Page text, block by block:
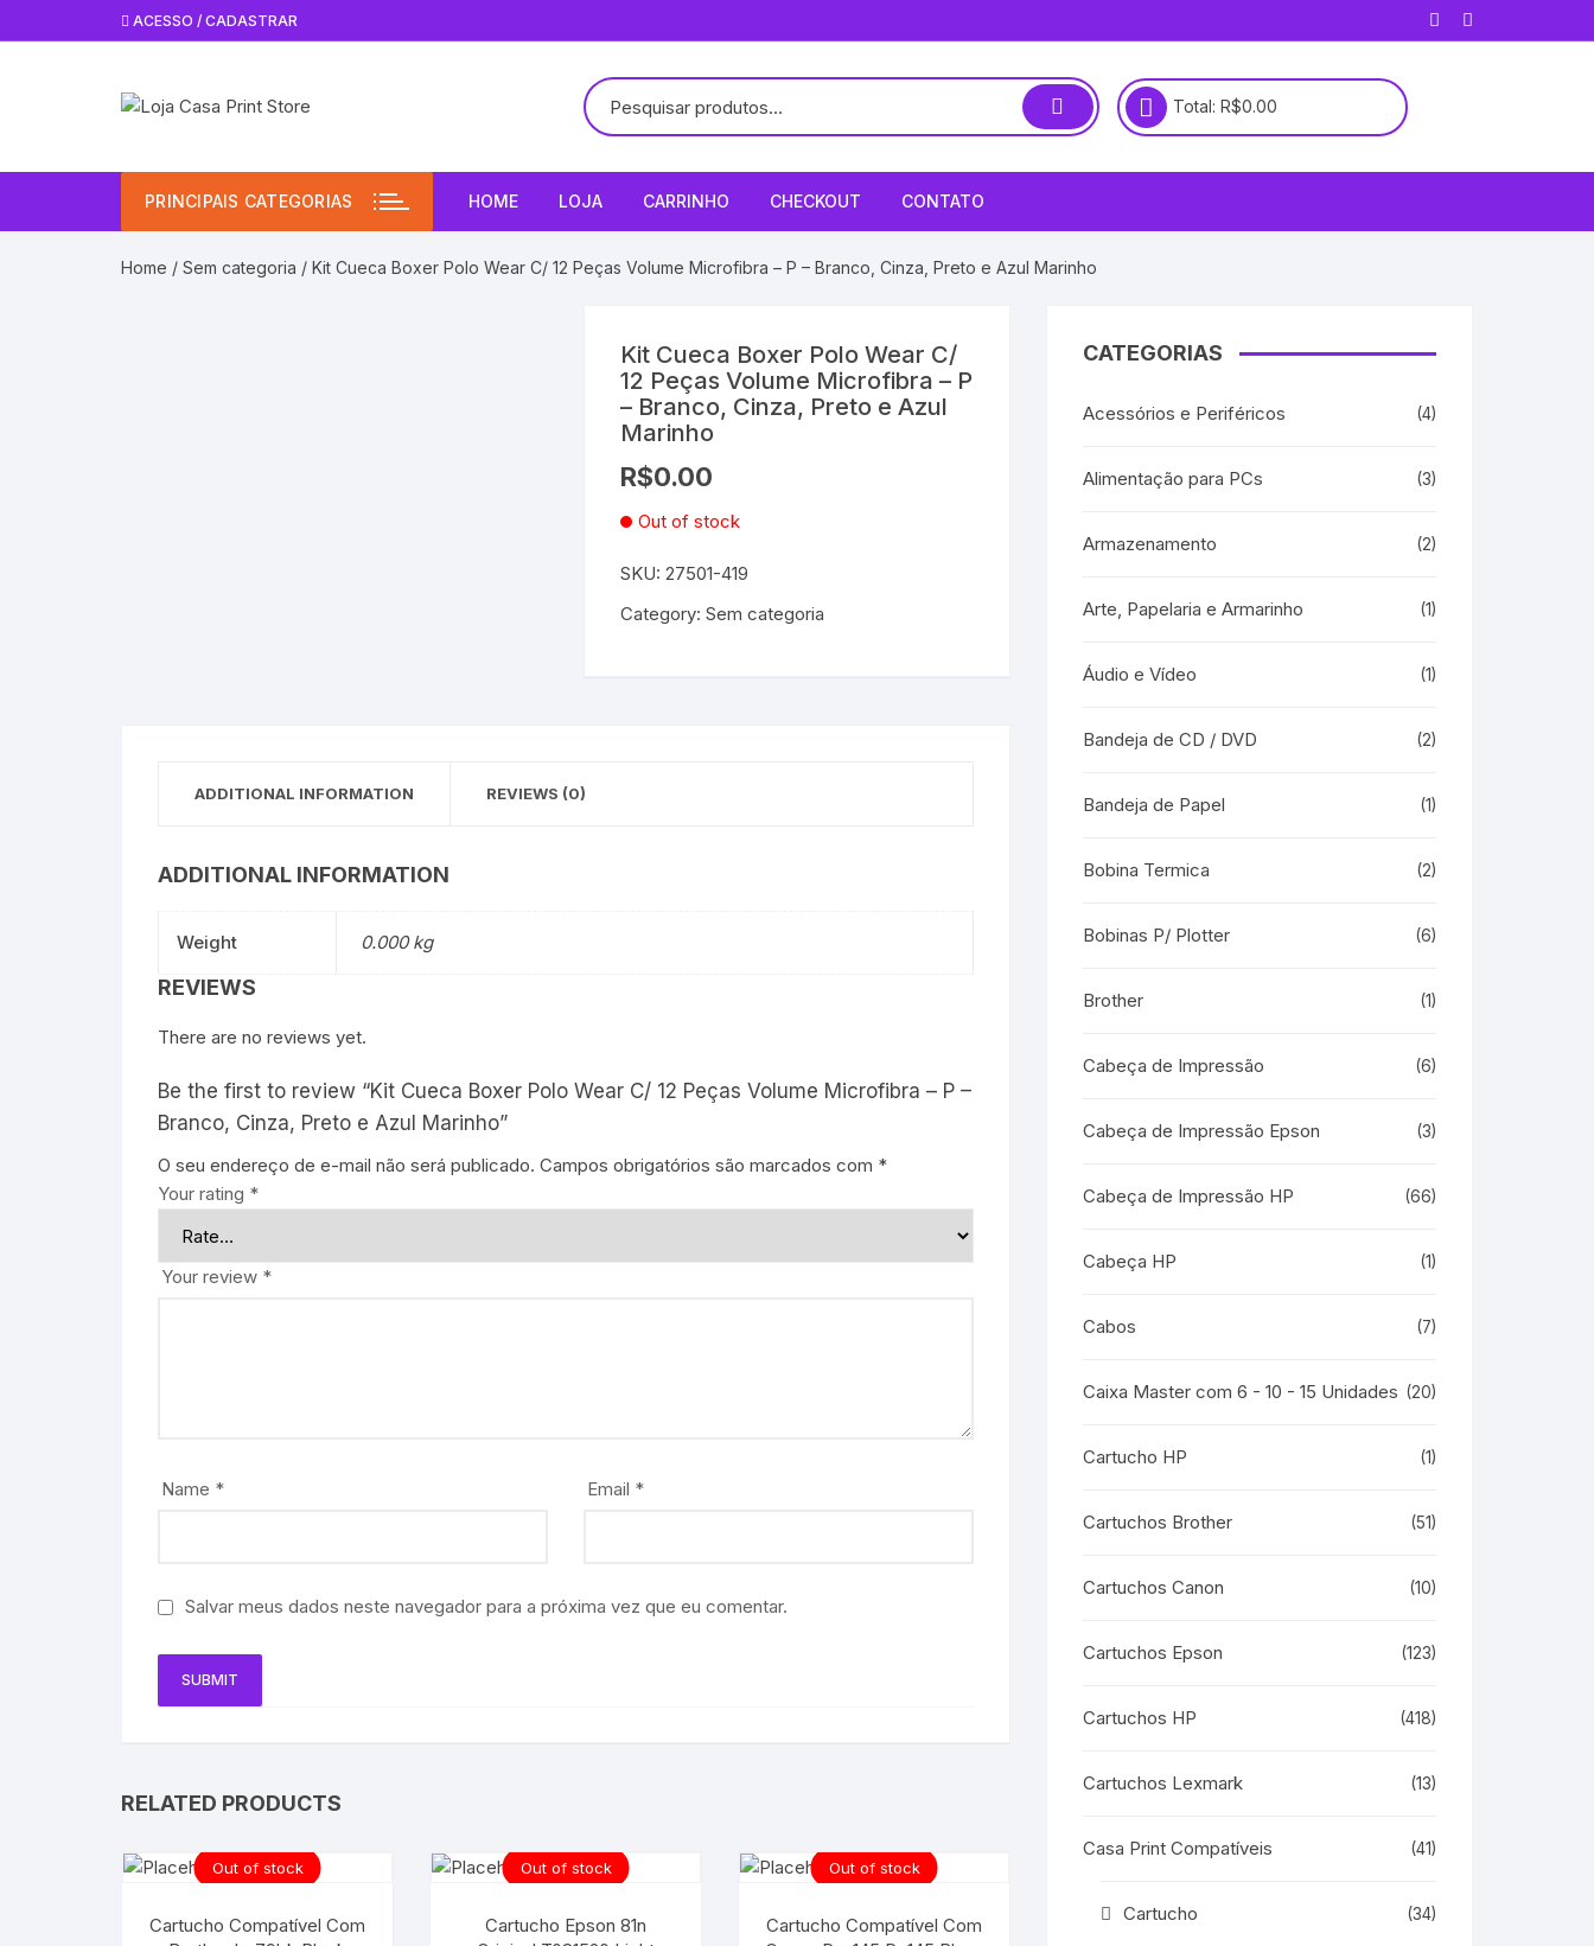
para
ACESSO / CADASTRAR
Total: R$0.00
PRINCIPAIS CATEGORIAS HOME LOJA CARRINHO CHECKOUT CONTATO
Home / Sem categoria / Kit Cueca Boxer Polo Wear C/ 12 Peças Volume Microfibra – P – Branco, Cinza, Preto e Azul Marinho
Kit Cueca Boxer Polo Wear C/
12 Peças Volume Microfibra – P
– Branco, Cinza, Preto e Azul
Marinho
R$0.00
Out of stock
SKU: 27501-419
Category: Sem categoria
ADDITIONAL INFORMATION REVIEWS (0)
ADDITIONAL INFORMATION
Weight 0.000 kg
REVIEWS
There are no reviews yet.
Be the first to review “Kit Cueca Boxer Polo Wear C/ 12 Peças Volume Microfibra – P –
Branco, Cinza, Preto e Azul Marinho”
O seu endereço de e-mail não será publicado. Campos obrigatórios são marcados com *
Your rating *
Your review *
Name * Email *
Salvar meus dados neste navegador para a próxima vez que eu comentar.
RELATED PRODUCTS
Out of stock
Cartucho Compatível Com
Out of stock
Cartucho Epson 81n
Out of stock
Cartucho Compatível Com
CATEGORIAS
Acessórios e Periféricos (4)
Alimentação para PCs (3)
Armazenamento (2)
Arte, Papelaria e Armarinho (1)
Áudio e Vídeo (1)
Bandeja de CD / DVD (2)
Bandeja de Papel (1)
Bobina Termica (2)
Bobinas P/ Plotter (6)
Brother (1)
Cabeça de Impressão (6)
Cabeça de Impressão Epson (3)
Cabeça de Impressão HP (66)
Cabeça HP (1)
Cabos (7)
Caixa Master com 6 - 10 - 15 Unidades (20)
Cartucho HP (1)
Cartuchos Brother (51)
Cartuchos Canon (10)
Cartuchos Epson (123)
Cartuchos HP (418)
Cartuchos Lexmark (13)
Casa Print Compatíveis (41)
Cartucho (34)